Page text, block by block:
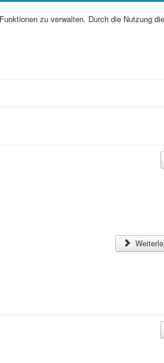
zu verwalten. Durch die Nutzung